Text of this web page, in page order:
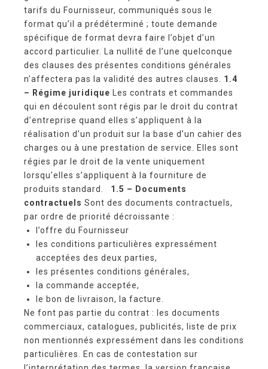
tarifs du Fournisseur, communiqués sous le
format qu’il a prédéterminé ; toute demande
spécifique de format devra faire l’objet d’un
accord particulier. La nullité de l’une quelconque
des clauses des présentes conditions générales
n’affectera pas la validité des autres clauses. 1.4
– Régime juridique Les contrats et commandes
qui en découlent sont régis par le droit du contrat
d’entreprise quand elles s’appliquent à la
réalisation d’un produit sur la base d’un cahier des
charges ou à une prestation de service. Elles sont
régies par le droit de la vente uniquement
lorsqu’elles s’appliquent à la fourniture de
produits standard.
1.5 – Documents
contractuels Sont des documents contractuels,
par ordre de priorité décroissante :
l’offre du Fournisseur
les conditions particulières expressément
acceptées des deux parties,
les présentes conditions générales,
la commande acceptée,
le bon de livraison, la facture.
Ne font pas partie du contrat : les documents
commerciaux, catalogues, publicités, liste de prix
non mentionnés expressément dans les conditions
particulières. En cas de contestation sur